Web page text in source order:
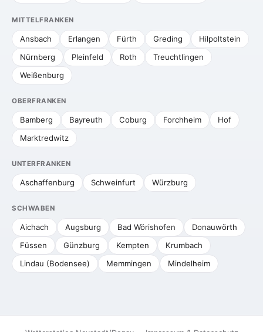
MITTELFRANKEN
Ansbach Erlangen Fürth Greding
Hilpoltstein
Nürnberg
Pleinfeld Roth
Treuchtlingen
Weißenburg
OBERFRANKEN
Bamberg Bayreuth Coburg Forchheim
Hof
Marktredwitz
UNTERFRANKEN
Aschaffenburg Schweinfurt Würzburg
SCHWABEN
Aichach Augsburg Bad Wörishofen
Donauwörth
Füssen
Günzburg Kempten
Krumbach
Lindau (Bodensee)
Memmingen Mindelheim